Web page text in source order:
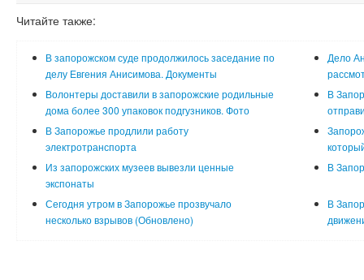
Читайте также:
В запорожском суде продолжилось заседание по
делу Евгения Анисимова. Документы
Дело
Волонтеры доставили в запорожские родильные
дома более 300 упаковок подгузников. Фото
В
В Запорожье продлили работу
электротранспорта
Из запорожских музеев вывезли ценные
экспонаты
В
Сегодня утром в Запорожье прозвучало
несколько взрывов (Обновлено)
В